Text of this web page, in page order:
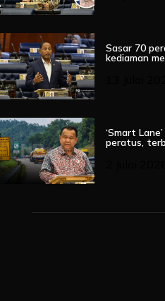
Sasar 70
kediaman
‘Smart
peratus,